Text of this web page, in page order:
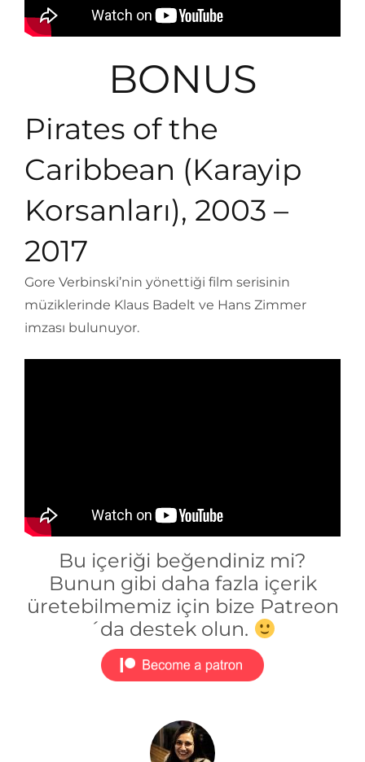
BONUS
Pirates of the
Caribbean (Karayip
Korsanları), 2003 –
2017
Gore Verbinski’nin yönettiği film serisinin
müziklerinde Klaus Badelt ve Hans Zimmer
imzası bulunuyor.
Bu içeriği beğendiniz mi?
Bunun gibi daha fazla içerik
üretebilmemiz için bize Patreon
´da destek olun.